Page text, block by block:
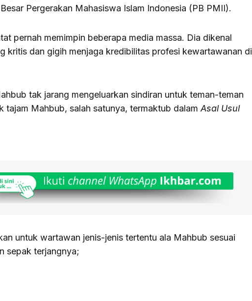
Pergerakan Mahasiswa Islam Indonesia (PB PMII).
pernah memimpin beberapa media massa. Dia dikenal
kritis dan gigih menjaga kredibilitas profesi kewartawanan di
tak jarang mengeluarkan sindiran untuk teman-teman
tajam Mahbub, salah satunya, termaktub dalam Asal Usul
untuk wartawan jenis-jenis tertentu ala Mahbub sesuai
sepak terjangnya;